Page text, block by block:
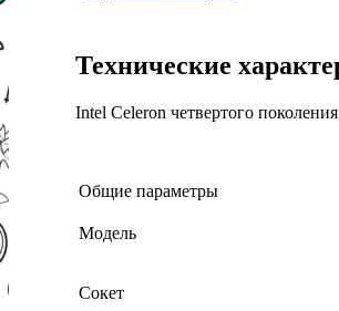
Технические
Intel Celeron четвертого
Общие параметры
Модель
Сокет